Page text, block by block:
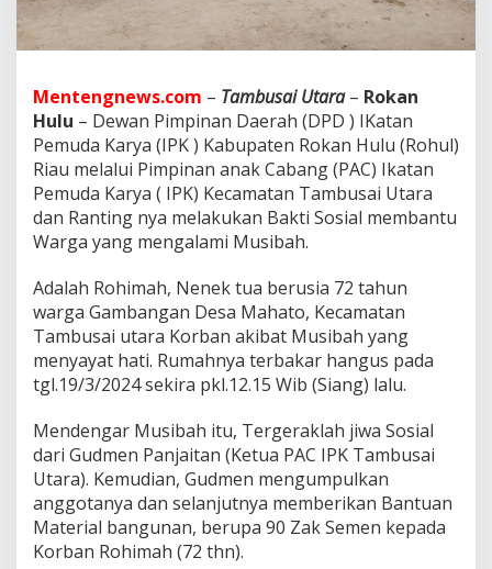
'
n
t
u
9
0
S
a
k
e
m
e
n
K
e
p
d
a
N
e
n
e
k
Mentengnews.com – Tambusai Utara– Rokan
Hulu – Dewan Pimpinan Daerah (DPD ) IKatan
Pemuda Karya (IPK ) Kabupaten Rokan Hulu (Rohul)
Riau melalui Pimpinan anak Cabang (PAC) Ikatan
Pemuda Karya ( IPK) Kecamatan Tambusai Utara
dan Ranting nya melakukan Bakti Sosial membantu
Warga yang mengalami Musibah.
Adalah Rohimah, Nenek tua berusia 72 tahun
warga Gambangan Desa Mahato, Kecamatan
Tambusai utara Korban akibat Musibah yang
menyayat hati. Rumahnya terbakar hangus pada
tgl.19/3/2024 sekira pkl.12.15 Wib (Siang) lalu.
Mendengar Musibah itu, Tergeraklah jiwa Sosial
dari Gudmen Panjaitan (Ketua PAC IPK Tambusai
Utara). Kemudian, Gudmen mengumpulkan
anggotanya dan selanjutnya memberikan Bantuan
Material bangunan, berupa 90 Zak Semen kepada
Korban Rohimah (72 thn).